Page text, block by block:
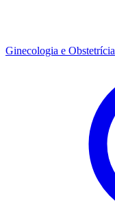
Ginecologia e Obstetrícia